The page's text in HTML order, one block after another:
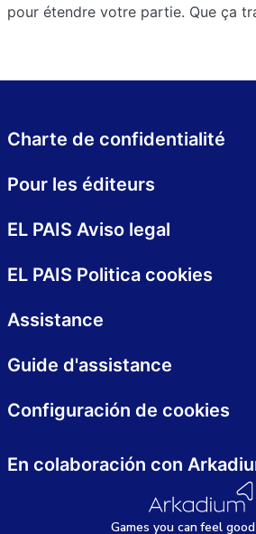
pour étendre votre partie. Que ça
En colaboración con
Games you canfeel
Charte de confidentialité
EL PAIS Aviso legal
Assistance
Pour les éditeurs
EL PAIS Politica cookies
Guide d'assistance
Configuración de cookies